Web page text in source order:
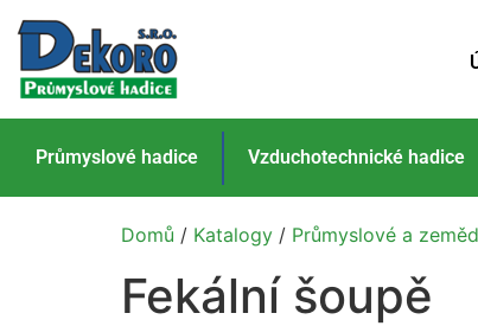
Průmyslové hadice Vzduchotechnické hadice
Domů / Katalogy / Průmyslové a
Fekální šoupě